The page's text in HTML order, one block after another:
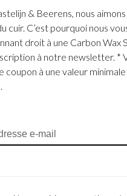
Beerens
Castelijn &
80 Years
durable
& Beerens, nous
cuir. C’est pourquoi nous
droit à une Carbon Wax
à notre newsletter. *
coupon à une valeur